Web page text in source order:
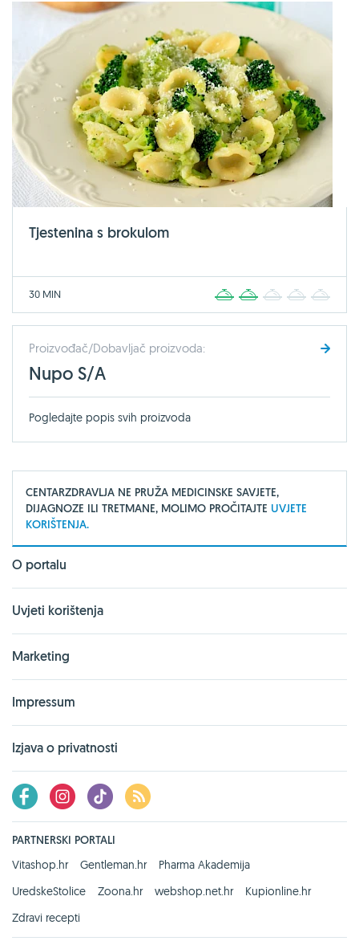
Tjestenina s brokulom
30 MIN 2 3 4
Proizvođač/Dobavljač proizvoda:
Nupo S/A
Pogledajte popis svih proizvoda
CENTARZDRAVLJA NE PRUŽA MEDICINSKE SAVJETE,
DIJAGNOZE ILI TRETMANE, MOLIMO PROČITAJTE UVJETE
KORIŠTENJA.
O portalu
Uvjeti korištenja
Marketing
Impressum
Izjava o privatnosti
PARTNERSKI PORTALI
Vitashop.hr
Gentleman.hr
Pharma Akademija
UredskeStolice
Zoona.hr webshop.net.hr
Kupionline.hr
Zdravi recepti